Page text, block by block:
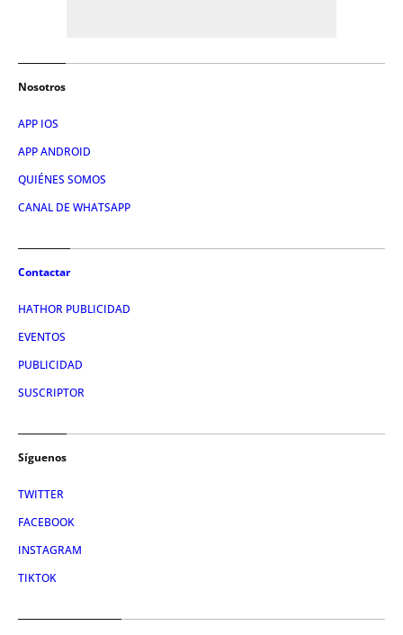
Nosotros
APP IOS
APP ANDROID
QUIÉNES SOMOS
CANAL DE WHATSAPP
Contactar
HATHOR PUBLICIDAD
EVENTOS
PUBLICIDAD
SUSCRIPTOR
Síguenos
TWITTER
FACEBOOK
INSTAGRAM
TIKTOK